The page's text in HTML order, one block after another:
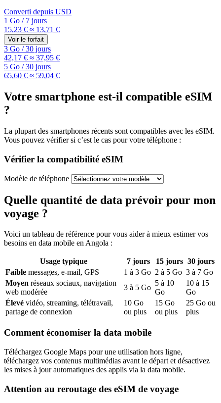
Converti depuis USD
1 Go /7 jours
15,23 € ≈ 13,71 €
Voir le forfait
3 Go /30 jours
42,17 € ≈ 37,95 €
5 Go /30 jours
65,60 € ≈ 59,04 €
Votre smartphone est-il compatible eSIM
?
La plupart des smartphones récents sont compatibles avec les eSIM.
Vous pouvez vérifier si c’est le cas pour votre téléphone :
Vérifier la compatibilité eSIM
Modèle de téléphone
Quelle quantité de data prévoir pour mon
voyage ?
Voici un tableau de référence pour vous aider à mieux estimer vos
besoins en data mobile en Angola :
Usage typique 7 jours 15 jours 30jours
Faible messages, e-mail, GPS 1 à 3 Go 2 à 5 Go 3 à 7 Go
Moyen réseaux sociaux, navigation
web modérée
3 à 5 Go
5 à 10
Go
10 à 15
Go
Élevé vidéo, streaming, télétravail,
partage de connexion
10 Go
ou plus
15 Go
ou plus
25 Go ou
plus
Comment économiser la data mobile
Téléchargez Google Maps pour une utilisation hors ligne,
téléchargez vos contenus multimédias avant le départ et désactivez
les mises à jour automatiques des applis via la data mobile.
Attention au reroutage des eSIM de voyage